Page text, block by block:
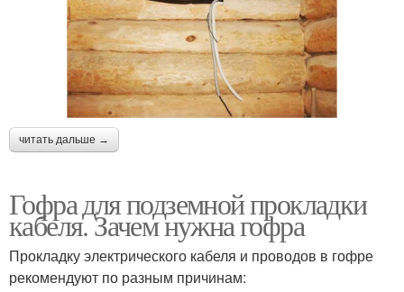
читать дальше →
Гофра для подземной прокладки
кабеля. Зачем нужна гофра
Прокладку электрического кабеля и проводов в гофре
рекомендуют по разным причинам: